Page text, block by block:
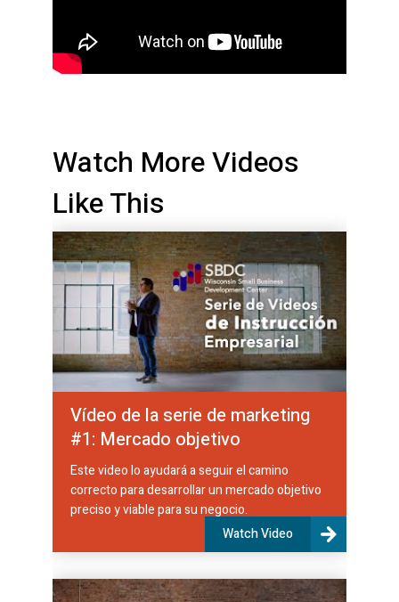
Watch More Videos
Like This
Vídeo de la serie de marketing
#1: Mercado objetivo
Este video lo ayudará a seguir el camino
correcto para desarrollar un mercado objetivo
preciso y viable para su negocio.
Watch Video